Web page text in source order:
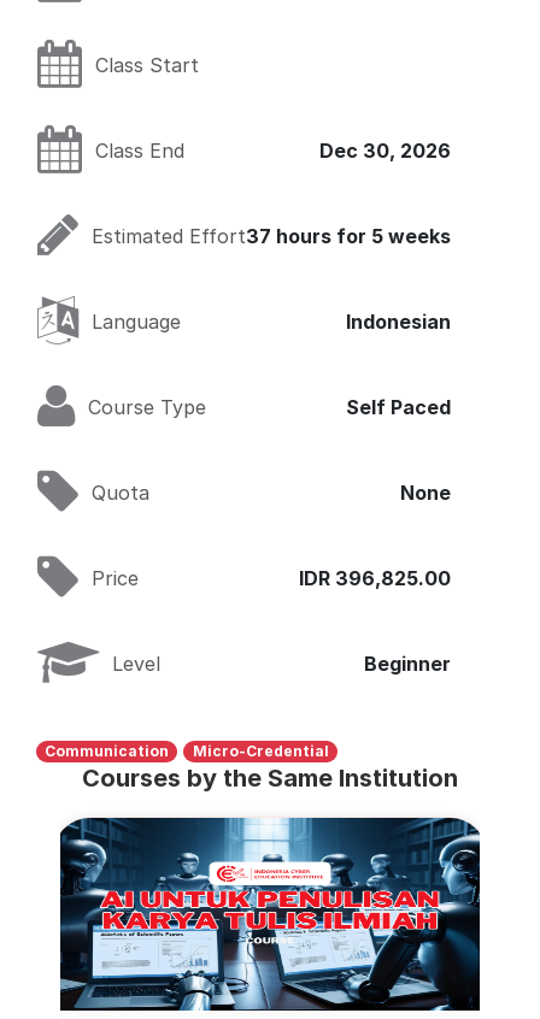
Class Start
Class End Dec 30, 2026
Estimated Effort37 hours for 5 weeks
Language Indonesian
Course Type Self Paced
Quota None
Price IDR 396,825.00
Level Beginner
Communication Micro-Credential
Courses by the Same Institution